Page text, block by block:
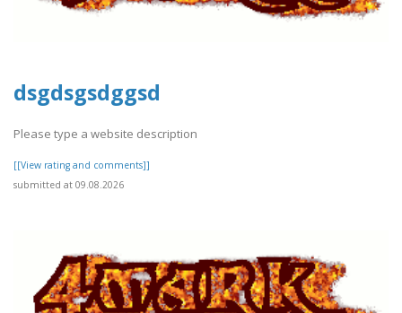
dsgdsgsdggsd
Please type a website description
[[View rating and comments]]
submitted at 09.08.2026